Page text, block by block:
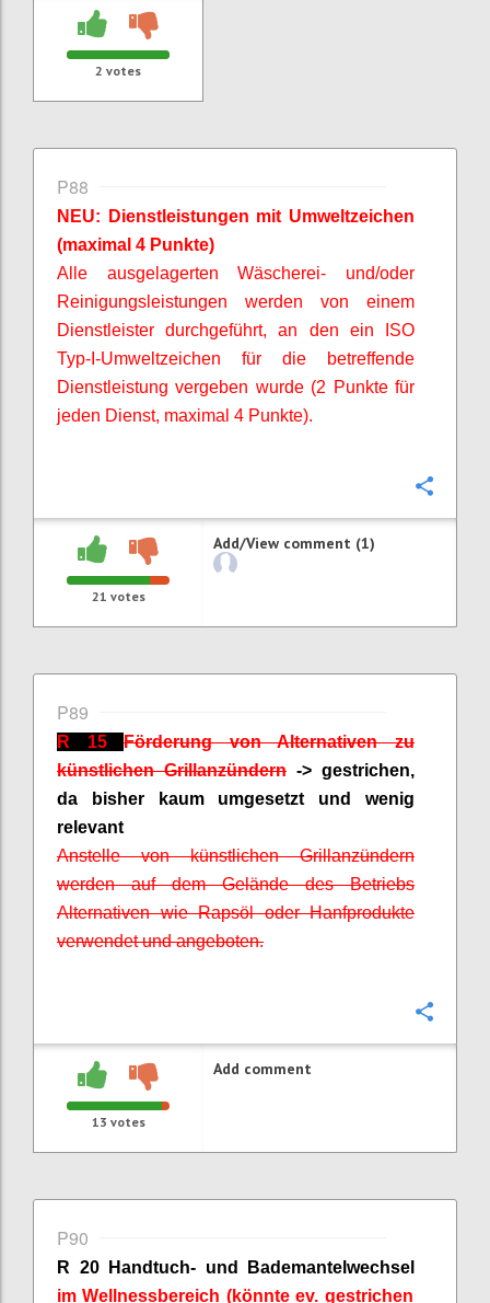
2 votes
P88
NEU: Dienstleistungen mit Umweltzeichen
(maximal 4 Punkte)
Alle ausgelagerten Wäscherei- und/oder
Reinigungsleistungen werden von einem
Dienstleister durchgeführt, an den ein ISO
Typ-I-Umweltzeichen für die betreffende
Dienstleistung vergeben wurde (2 Punkte für
jeden Dienst, maximal 4 Punkte).
21 votes
Add/View comment (1)
P89
R 15Förderung von Alternativen zu
künstlichen Grillanzündern -> gestrichen,
da bisher kaum umgesetzt und wenig
relevant
Anstelle von künstlichen Grillanzündern
werden auf dem Gelände des Betriebs
Alternativen wie Rapsöl oder Hanfprodukte
verwendet und angeboten.
13 votes
Add comment
P90
R 20 Handtuch- und Bademantelwechsel
im Wellnessbereich (könnte ev. gestrichen